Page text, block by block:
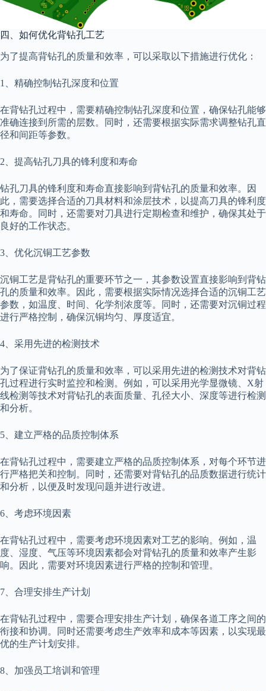
四、如何优化背钻孔工艺
为了提高背钻孔的质量和效率，可以采取以下措施进行优化：
1、精确控制钻孔深度和位置
在背钻孔过程中，需要精确控制钻孔深度和位置，确保钻孔能够
准确连接到所需的层数。同时，还需要根据实际需求调整钻孔直
径和间距等参数。
2、提高钻孔刀具的锋利度和寿命
钻孔刀具的锋利度和寿命直接影响到背钻孔的质量和效率。因
此，需要选择合适的刀具材料和涂层技术，以提高刀具的锋利度
和寿命。同时，还需要对刀具进行定期检查和维护，确保其处于
良好的工作状态。
3、优化沉铜工艺参数
沉铜工艺是背钻孔的重要环节之一，其参数设置直接影响到背钻
孔的质量和效率。因此，需要根据实际情况选择合适的沉铜工艺
参数，如温度、时间、化学剂浓度等。同时，还需要对沉铜过程
进行严格控制，确保沉铜均匀、厚度适宜。
4、采用先进的检测技术
为了保证背钻孔的质量和效率，可以采用先进的检测技术对背钻
孔过程进行实时监控和检测。例如，可以采用光学显微镜、X射
线检测等技术对背钻孔的表面质量、孔径大小、深度等进行检测
和分析。
5、建立严格的品质控制体系
在背钻孔过程中，需要建立严格的品质控制体系，对每个环节进
行严格把关和控制。同时，还需要对背钻孔的品质数据进行统计
和分析，以便及时发现问题并进行改进。
6、考虑环境因素
在背钻孔过程中，需要考虑环境因素对工艺的影响。例如，温
度、湿度、气压等环境因素都会对背钻孔的质量和效率产生影
响。因此，需要对环境因素进行严格的控制和管理。
7、合理安排生产计划
在背钻孔过程中，需要合理安排生产计划，确保各道工序之间的
衔接和协调。同时还需要考虑生产效率和成本等因素，以实现最
优的生产计划安排。
8、加强员工培训和管理